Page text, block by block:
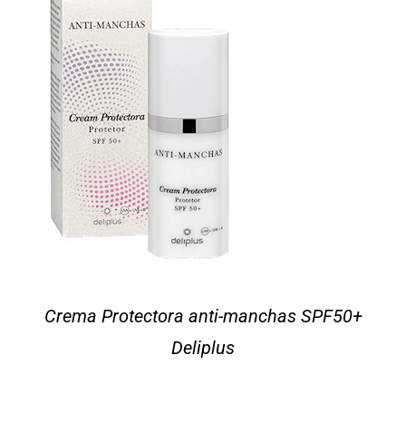
Crema Protectora anti-manchas SPF50+
Deliplus